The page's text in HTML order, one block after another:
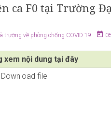
F0 tại Trường
trường về phòng chống COVID-19
xem nội dung tại đây
Download file